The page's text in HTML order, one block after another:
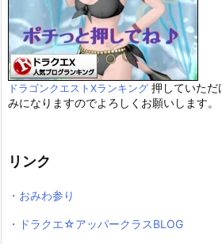
ドラゴンクエストXランキング 押していただ
みになりますのでよろしくお願いします。
リンク
・おみわ参り
・ドラクエ☆アッパークラスBLOG